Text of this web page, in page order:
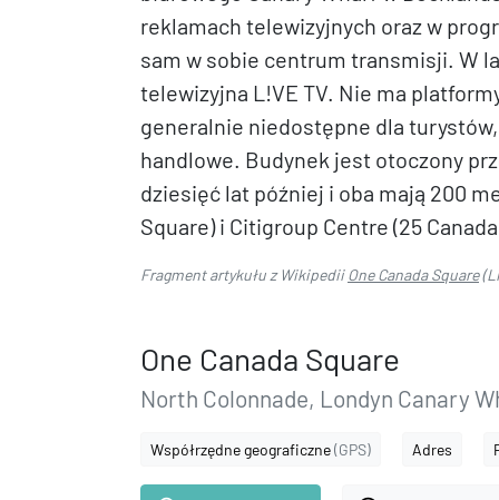
reklamach telewizyjnych oraz w
sam w sobie centrum transmisji. W
telewizyjna L!VE TV. Nie ma
generalnie niedostępne dla
handlowe. Budynek jest otoczony
dziesięć lat później i oba mają 200
Square) i Citigroup Centre (25
Fragment artykułu z WikipediiOne Canada Square
One Canada Square
North Colonnade, Londyn Canary
Współrzędne geograficzne(GPS) Adres